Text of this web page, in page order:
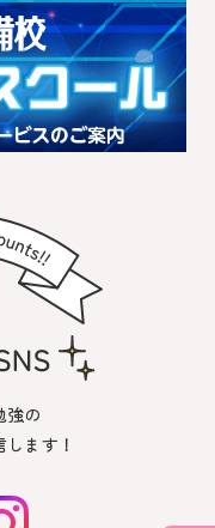
強の
ます！